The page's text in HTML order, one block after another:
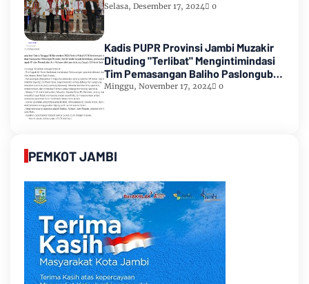
Selasa, Desember 17, 2024 0
Kadis PUPR Provinsi Jambi Muzakir
Dituding "Terlibat" Mengintimindasi
Tim Pemasangan Baliho Paslongub
Romi-Sudirman
Minggu, November 17, 2024 0
PEMKOT JAMBI